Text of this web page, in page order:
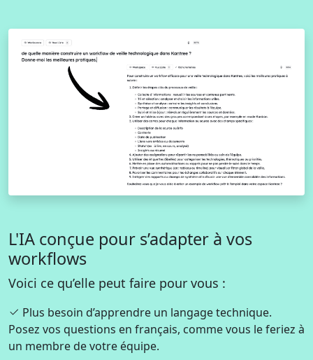
L'IA conçue pour s’adapter à vos
workflows
Voici ce qu’elle peut faire pour vous :
Plus besoin d’apprendre un langage technique.
Posez vos questions en français, comme vous le feriez à
un membre de votre équipe.